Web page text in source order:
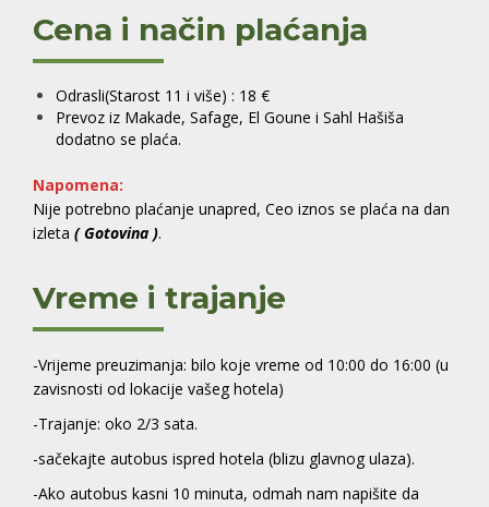
Cena i način plaćanja
Odrasli(Starost 11 i više) : 18 €
Prevoz iz Makade, Safage, El Goune i Sahl Hašiša
dodatno se plaća.
Napomena:
Nije potrebno plaćanje unapred, Ceo iznos se plaća na dan
izleta ( Gotovina ).
Vreme i trajanje
-Vrijeme preuzimanja: bilo koje vreme od 10:00 do 16:00 (u
zavisnosti od lokacije vašeg hotela)
-Trajanje: oko 2/3 sata.
-sačekajte autobus ispred hotela (blizu glavnog ulaza).
-Ako autobus kasni 10 minuta, odmah nam napišite da